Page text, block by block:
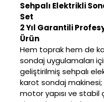
Sehpalı Elektrikli
Set
2 Yıl Garantili
Ürün
Hem toprak hem de
sondaj uygulamaları
geliştirilmiş sehpalı
karot sondaj
motor yapısı ve stabil